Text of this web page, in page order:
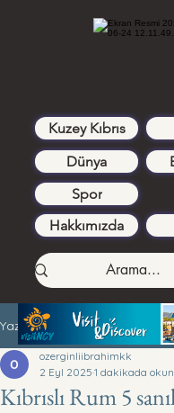
Kuzey Kıbrıs
Dünya
Spor
Hakkımızda
Yazı
Kıbrıslı Rum 5
ozerginliibrahimkk
2 Eyl 2025 1 dakikada